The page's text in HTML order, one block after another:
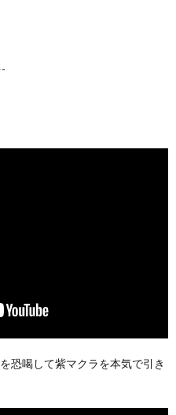
恐喝して紫マクラを本気で引き